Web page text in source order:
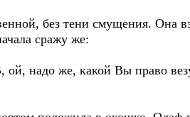
без тени смущения. Она
сражу же:
надо же, какой Вы право